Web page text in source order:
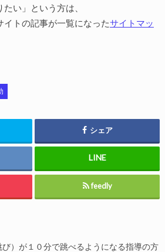
たい」という方は、
イトの記事が一覧になったサイトマッ
シェア
feedly
）が１０分で跳べるようになる指導の方